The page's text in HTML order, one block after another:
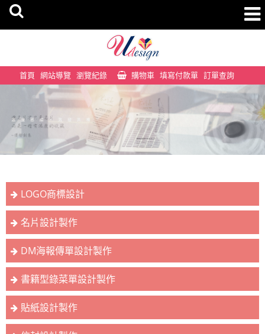
首頁 網站導覽 瀏覽紀錄 購物車 填寫付款單 訂單查詢
LOGO商標設計
名片設計製作
DM海報傳單設計製作
書籍型錄菜單設計製作
貼紙設計製作